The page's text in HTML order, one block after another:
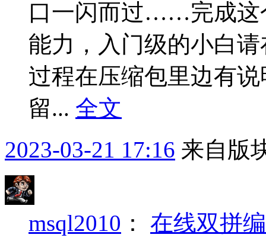
口一闪而过……完成这
能力，入门级的小白
过程在压缩包里边有
留... 全文
2023-03-21 17:16 来自版
msql2010 ： 在线双拼